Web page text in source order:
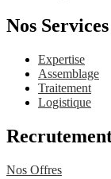
Nos Services
Expertise
Assemblage
Traitement
Logistique
Nos Offres